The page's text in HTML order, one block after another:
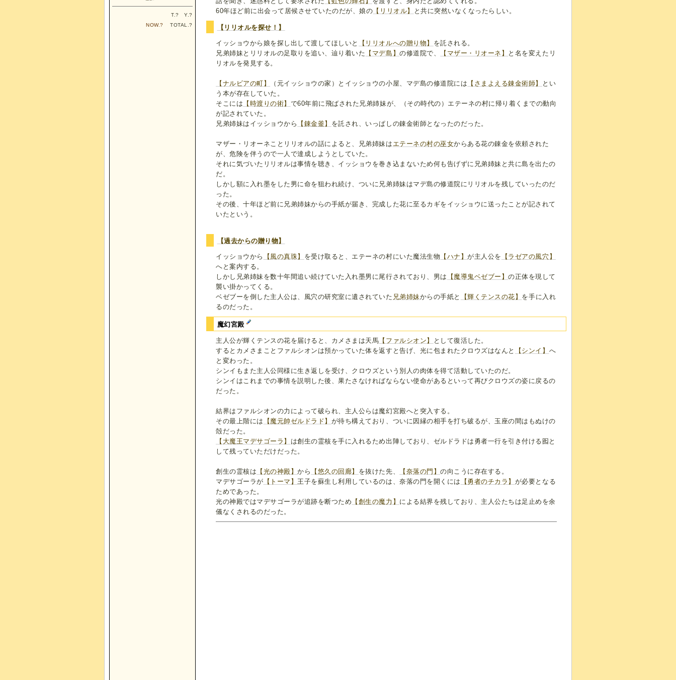
60年ほど前に出会って居候させていたのだが、娘の 【リリオル】 と共に突然いなくなったらしい。
【リリオルを探せ！】
イッショウから娘を探し出して渡してほしいと 【リリオルへの贈り物】 を託される。
兄弟姉妹とリリオルの足取りを追い、辿り着いた 【マデ島】の修道院で、 【マザー・リオーネ】
と名を変えたリ
リオルを発見する。
【ナルビアの町】 （元イッショウの家）とイッショウの小屋、マデ島の修道院には 【さまよえる錬金術師】
とい
う本が存在していた。
そこには 【時渡りの術】 で60年前に飛ばされた兄弟姉妹が、（その時代の）エテーネの村に帰り着くまでの動向
が記されていた。
兄弟姉妹はイッショウから
【錬金釜】 を託され、いっぱしの錬金術師となったのだった。
マザー・リオーネことリリオルの話によると、兄弟姉妹は エテーネの村の巫女からある花の錬金を依頼された
が、危険を伴うので一人で達成しようとしていた。
それに気づいたリリオルは事情を聴き、イッショウを巻き込まないため何も告げずに兄弟姉妹と共に島を出たの
だ。
しかし額に入れ墨をした男に命を狙われ続け、ついに兄弟姉妹はマデ島の修道院にリリオルを残していったのだ
った。
その後、十年ほど前に兄弟姉妹からの手紙が届き、完成した花に至るカギをイッショウに送ったことが記されて
いたという。
【過去からの贈り物】
イッショウから 【風の真珠】 を受け取ると、エテーネの村にいた魔法生物 【ハナ】が主人公を
【ラゼアの風穴】
へと案内する。
しかし兄弟姉妹を数十年間追い続けていた入れ墨男に尾行されており、男は
【魔導鬼ベゼブー】の正体を現して
襲い掛かってくる。
ベゼブーを倒した主人公は、風穴の研究室に遺されていた 兄弟姉妹からの手紙と 【輝くテンスの花】 を手に入れ
るのだった。
魔幻宮殿
主人公が輝くテンスの花を届けると、カメさまは天馬 【ファルシオン】
として復活した。
するとカメさまことファルシオンは預かっていた体を返すと告げ、光に包まれたクロウズはなんと
【シンイ】 へ
と変わった。
シンイもまた主人公同様に生き返しを受け、クロウズという別人の肉体を得て活動していたのだ。
シンイはこれまでの事情を説明した後、果たさなければならない使命があるといって再びクロウズの姿に戻るの
だった。
結界はファルシオンの力によって破られ、主人公らは魔幻宮殿へと突入する。
その最上階には
【魔元帥ゼルドラド】 が待ち構えており、ついに因縁の相手を打ち破るが、玉座の間はもぬけの
殻だった。
【大魔王マデサゴーラ】 は創生の霊核を手に入れるため出陣しており、ゼルドラドは勇者一行を引き付ける囮と
して残っていただけだった。
創生の霊核は 【光の神殿】から 【悠久の回廊】 を抜けた先、 【奈落の門】の向こうに存在する。
マデサゴーラが 【トーマ】 王子を蘇生し利用しているのは、奈落の門を開くには 【勇者のチカラ】 が必要となる
ためであった。
光の神殿ではマデサゴーラが追跡を断つため 【創生の魔力】 による結界を残しており、主人公たちは足止めを余
儀なくされるのだった。
T.? Y.?
NOW.? TOTAL.?